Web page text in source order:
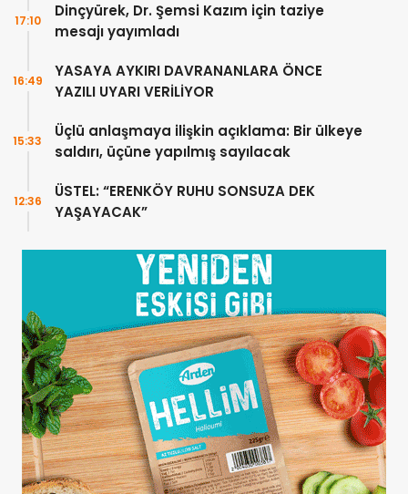
Dinçyürek, Dr. Şemsi Kazım için taziye
mesajı yayımladı
17:10
YASAYA AYKIRI DAVRANANLARA ÖNCE
YAZILI UYARI VERİLİYOR
16:49
Üçlü anlaşmaya ilişkin açıklama: Bir ülkeye
saldırı, üçüne yapılmış sayılacak
15:33
ÜSTEL: “ERENKÖY RUHU SONSUZA DEK
YAŞAYACAK”
12:36